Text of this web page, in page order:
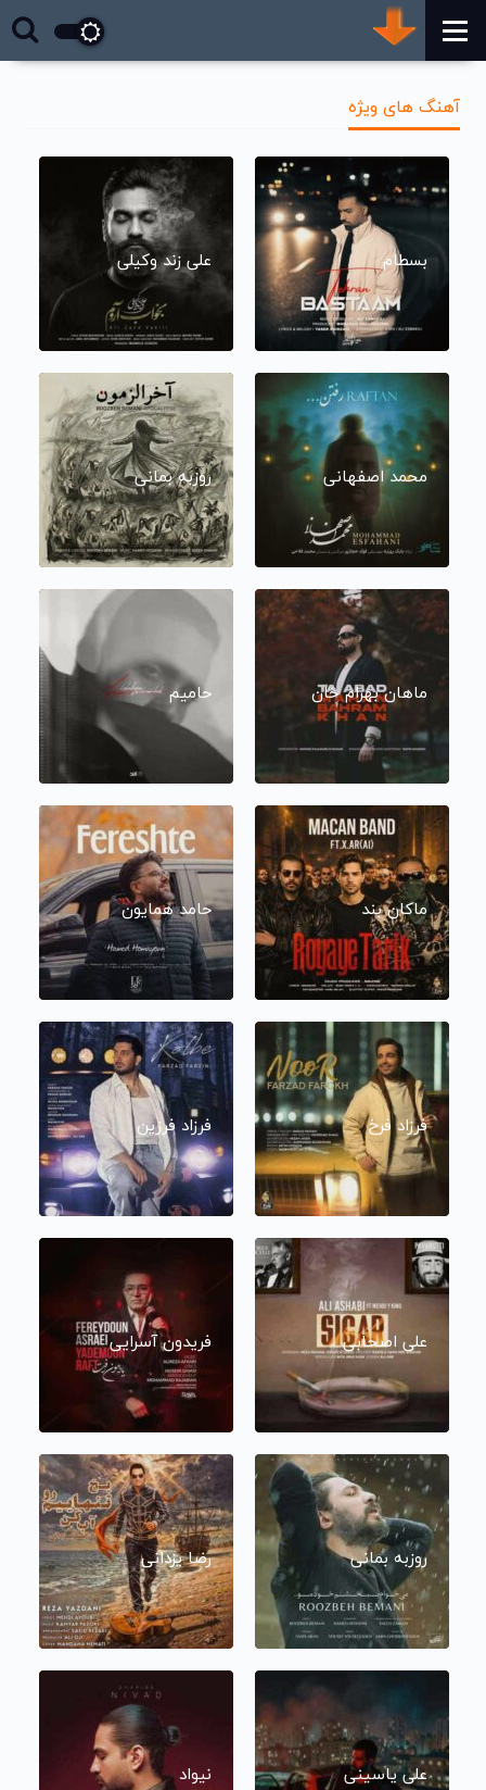
آهنگ های ویژه
بسطام علی زند وکیلی
محمد اصفهانی روزبه بمانی
ماهان بهرام خان حامیم
ماکان بند حامد همایون
فرزاد فرخ فرزاد فرزین
علی اصحابی فریدون آسرایی
روزبه بمانی رضا یزدانی
علی یاسینی نیواد